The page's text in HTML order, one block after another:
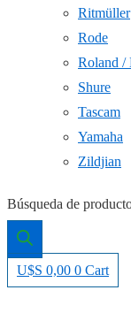
Ritmüller
Rode
Roland /
Shure
Tascam
Yamaha
Zildjian
Búsqueda de
U$S 0,00 0 Cart